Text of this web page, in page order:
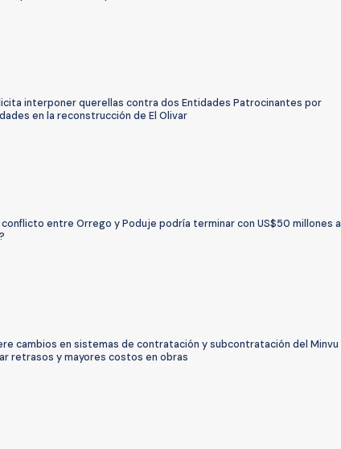
interponer querellas contra dos Entidades Patrocinantes por
en la reconstrucción de El Olivar
conflicto entre Orrego y Poduje podría terminar con US$50 millones a
cambios en sistemas de contratación y subcontratación del Minvu
retrasos y mayores costos en obras